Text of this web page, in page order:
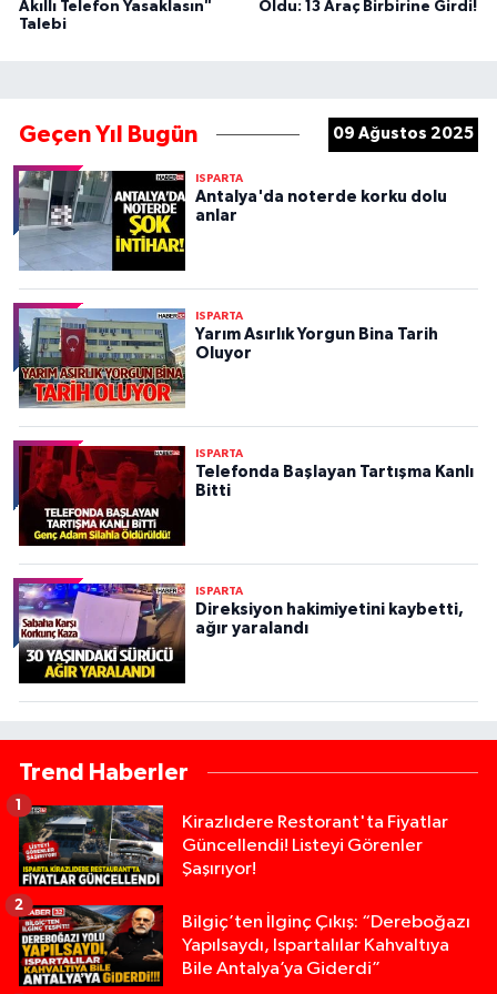
Akıllı Telefon Yasaklasın"
Talebi
Oldu: 13 Araç Birbirine Girdi!
Geçen Yıl Bugün 09 Ağustos 2025
ISPARTA
Antalya'da noterde korku dolu
anlar
ISPARTA
Yarım Asırlık Yorgun Bina Tarih
Oluyor
ISPARTA
Telefonda Başlayan Tartışma Kanlı
Bitti
ISPARTA
Direksiyon hakimiyetini kaybetti,
ağır yaralandı
Trend Haberler
Kirazlıdere Restorant'ta Fiyatlar
Güncellendi! Listeyi Görenler
Şaşırıyor!
1
Bilgiç’ten İlginç Çıkış: “Dereboğazı
Yapılsaydı, Ispartalılar Kahvaltıya
Bile Antalya’ya Giderdi”
2